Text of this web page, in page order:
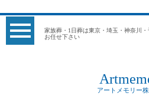
家族葬・1日葬は東京・埼玉・神奈川
お任せ下さい
アートメモリー